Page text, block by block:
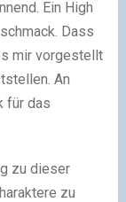
Ein High
Dass
mir vorgestellt
An
für das
zu dieser
zu